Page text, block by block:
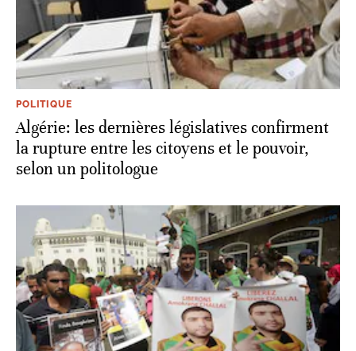
POLITIQUE
Algérie: les dernières législatives confirment
la rupture entre les citoyens et le pouvoir,
selon un politologue